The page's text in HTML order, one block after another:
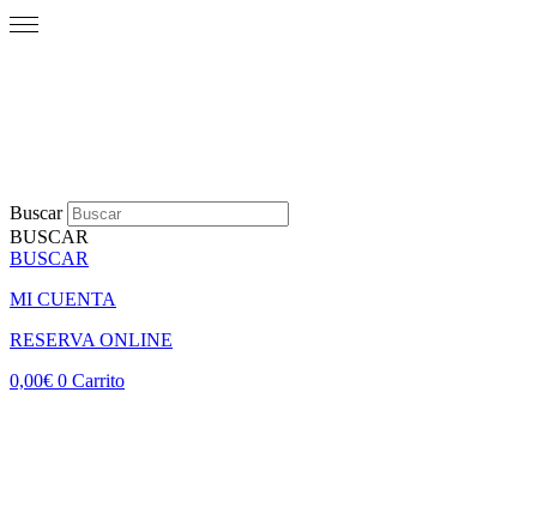
Buscar
BUSCAR
BUSCAR
MI CUENTA
RESERVA ONLINE
0,00€ 0 Carrito